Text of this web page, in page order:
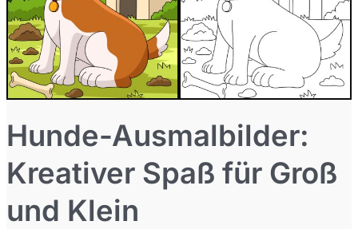
Hunde-Ausmalbilder:
Kreativer Spaß für Groß
und Klein